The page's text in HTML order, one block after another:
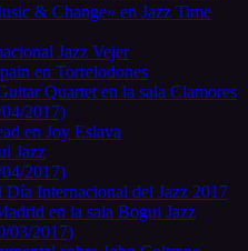
& Change» en Jazz Time
Jazz Vejer
en Torrelodones
Quartet en la sala Clamores
04/2017)
en Joy Eslava
Jazz
2017)
Internacional del Jazz 2017
en la sala Bogui Jazz
03/2017)